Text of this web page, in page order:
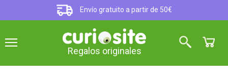
Envío gratuito a partir de 50€
Regalos originales